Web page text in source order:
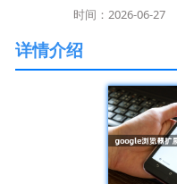
时间：2026-06-27
详情介绍